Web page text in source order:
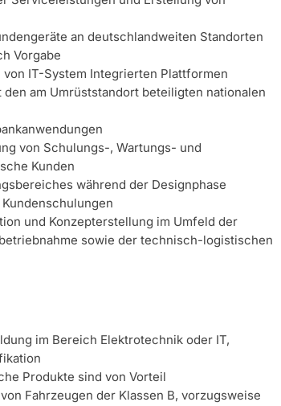
an deutschlandweiten Standorten
Vorgabe
IT-System Integrierten Plattformen
am Umrüststandort beteiligten nationalen
von Schulungs-, Wartungs- und
Kunden
während der Designphase
und Konzepterstellung im Umfeld der
sowie der technisch-logistischen
im Bereich Elektrotechnik oder IT,
Produkte sind von Vorteil
Fahrzeugen der Klassen B, vorzugsweise